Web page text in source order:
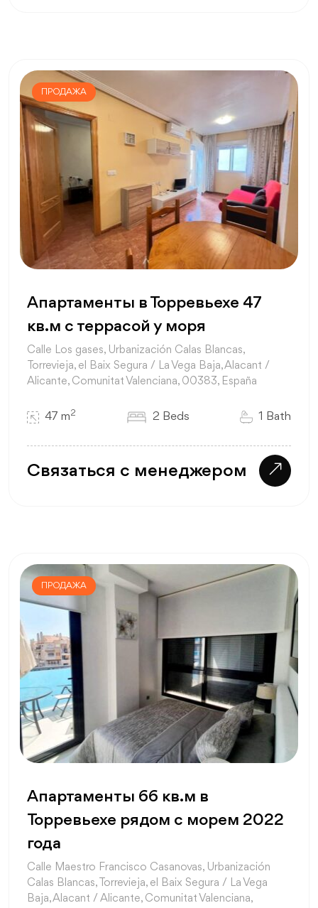
ПРОДАЖА
Апартаменты в Торревьехе 47
кв.м с террасой у моря
Calle Los gases, Urbanización Calas Blancas,
Torrevieja, el Baix Segura / La Vega Baja, Alacant /
Alicante, Comunitat Valenciana, 00383, España
47 m2 2 Beds 1 Bath
Связаться с менеджером
ПРОДАЖА
Апартаменты 66 кв.м в
Торревьехе рядом с морем 2022
года
Calle Maestro Francisco Casanovas, Urbanización
Calas Blancas, Torrevieja, el Baix Segura / La Vega
Baja, Alacant / Alicante, Comunitat Valenciana,